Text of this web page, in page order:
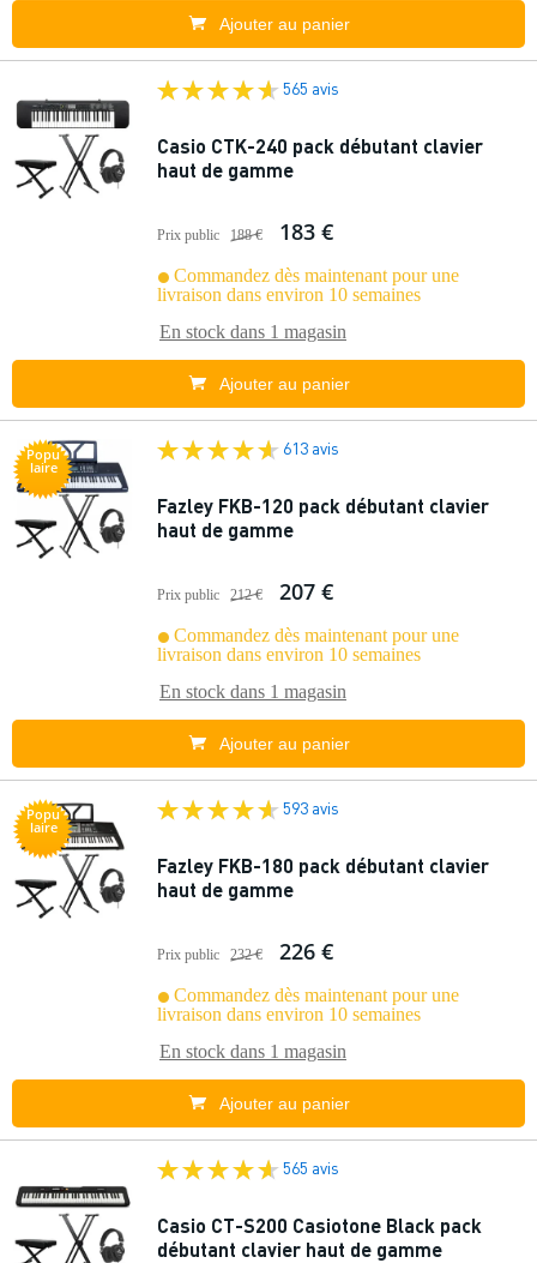
Ajouter au panier
565 avis
Casio CTK-240 pack débutant clavier
haut de gamme
Prix public 188 € 183 €
Commandez dès maintenant pour une
livraison dans environ 10 semaines
En stock dans 1 magasin
Ajouter au panier
Popu
laire
613 avis
Fazley FKB-120 pack débutant clavier
haut de gamme
Prix public 212 € 207 €
Commandez dès maintenant pour une
livraison dans environ 10 semaines
En stock dans 1 magasin
Ajouter au panier
Popu
laire
593 avis
Fazley FKB-180 pack débutant clavier
haut de gamme
Prix public 232 € 226 €
Commandez dès maintenant pour une
livraison dans environ 10 semaines
En stock dans 1 magasin
Ajouter au panier
565 avis
Casio CT-S200 Casiotone Black pack
débutant clavier haut de gamme